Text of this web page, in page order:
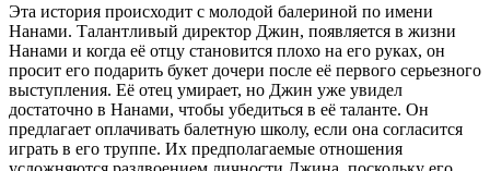
Эта история происходит с молодой балериной по имени
Нанами. Талантливый директор Джин, появляется в жизни
Нанами и когда её отцу становится плохо на его руках, он
просит его подарить букет дочери после её первого серьезного
выступления. Её отец умирает, но Джин уже увидел
достаточно в Нанами, чтобы убедиться в её таланте. Он
предлагает оплачивать балетную школу, если она согласится
играть в его труппе. Их предполагаемые отношения